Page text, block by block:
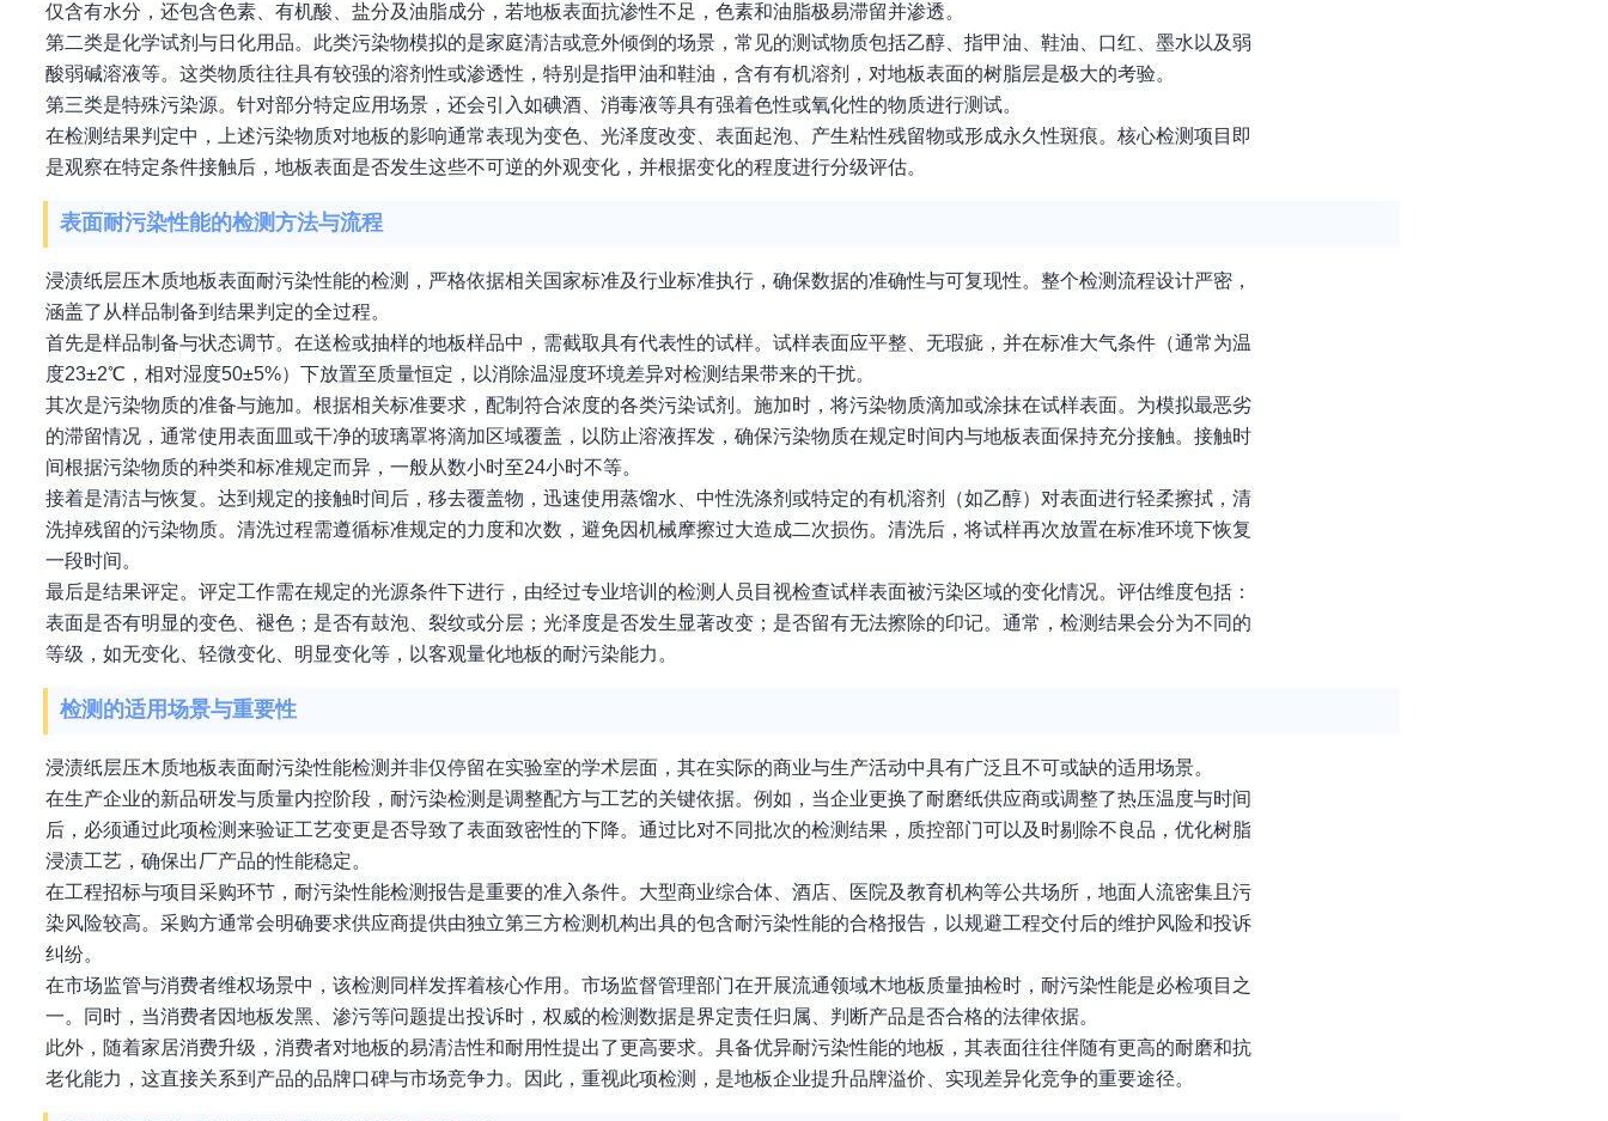
仅含有水分，还包含色素、有机酸、盐分及油脂成分，若地板表面抗渗性不足，色素和油脂极易滞留并渗透。
第二类是化学试剂与日化用品。此类污染物模拟的是家庭清洁或意外倾倒的场景，常见的测试物质包括乙醇、指甲油、鞋油、口红、墨水以及弱
酸弱碱溶液等。这类物质往往具有较强的溶剂性或渗透性，特别是指甲油和鞋油，含有有机溶剂，对地板表面的树脂层是极大的考验。
第三类是特殊污染源。针对部分特定应用场景，还会引入如碘酒、消毒液等具有强着色性或氧化性的物质进行测试。
在检测结果判定中，上述污染物质对地板的影响通常表现为变色、光泽度改变、表面起泡、产生粘性残留物或形成永久性斑痕。核心检测项目即
是观察在特定条件接触后，地板表面是否发生这些不可逆的外观变化，并根据变化的程度进行分级评估。
表面耐污染性能的检测方法与流程
浸渍纸层压木质地板表面耐污染性能的检测，严格依据相关国家标准及行业标准执行，确保数据的准确性与可复现性。整个检测流程设计严密，
涵盖了从样品制备到结果判定的全过程。
首先是样品制备与状态调节。在送检或抽样的地板样品中，需截取具有代表性的试样。试样表面应平整、无瑕疵，并在标准大气条件（通常为温
度23±2℃，相对湿度50±5%）下放置至质量恒定，以消除温湿度环境差异对检测结果带来的干扰。
其次是污染物质的准备与施加。根据相关标准要求，配制符合浓度的各类污染试剂。施加时，将污染物质滴加或涂抹在试样表面。为模拟最恶劣
的滞留情况，通常使用表面皿或干净的玻璃罩将滴加区域覆盖，以防止溶液挥发，确保污染物质在规定时间内与地板表面保持充分接触。接触时
间根据污染物质的种类和标准规定而异，一般从数小时至24小时不等。
接着是清洁与恢复。达到规定的接触时间后，移去覆盖物，迅速使用蒸馏水、中性洗涤剂或特定的有机溶剂（如乙醇）对表面进行轻柔擦拭，清
洗掉残留的污染物质。清洗过程需遵循标准规定的力度和次数，避免因机械摩擦过大造成二次损伤。清洗后，将试样再次放置在标准环境下恢复
一段时间。
最后是结果评定。评定工作需在规定的光源条件下进行，由经过专业培训的检测人员目视检查试样表面被污染区域的变化情况。评估维度包括：
表面是否有明显的变色、褪色；是否有鼓泡、裂纹或分层；光泽度是否发生显著改变；是否留有无法擦除的印记。通常，检测结果会分为不同的
等级，如无变化、轻微变化、明显变化等，以客观量化地板的耐污染能力。
检测的适用场景与重要性
浸渍纸层压木质地板表面耐污染性能检测并非仅停留在实验室的学术层面，其在实际的商业与生产活动中具有广泛且不可或缺的适用场景。
在生产企业的新品研发与质量内控阶段，耐污染检测是调整配方与工艺的关键依据。例如，当企业更换了耐磨纸供应商或调整了热压温度与时间
后，必须通过此项检测来验证工艺变更是否导致了表面致密性的下降。通过比对不同批次的检测结果，质控部门可以及时剔除不良品，优化树脂
浸渍工艺，确保出厂产品的性能稳定。
在工程招标与项目采购环节，耐污染性能检测报告是重要的准入条件。大型商业综合体、酒店、医院及教育机构等公共场所，地面人流密集且污
染风险较高。采购方通常会明确要求供应商提供由独立第三方检测机构出具的包含耐污染性能的合格报告，以规避工程交付后的维护风险和投诉
纠纷。
在市场监管与消费者维权场景中，该检测同样发挥着核心作用。市场监督管理部门在开展流通领域木地板质量抽检时，耐污染性能是必检项目之
一。同时，当消费者因地板发黑、渗污等问题提出投诉时，权威的检测数据是界定责任归属、判断产品是否合格的法律依据。
此外，随着家居消费升级，消费者对地板的易清洁性和耐用性提出了更高要求。具备优异耐污染性能的地板，其表面往往伴随有更高的耐磨和抗
老化能力，这直接关系到产品的品牌口碑与市场竞争力。因此，重视此项检测，是地板企业提升品牌溢价、实现差异化竞争的重要途径。